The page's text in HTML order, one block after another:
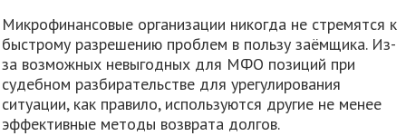
Микрофинансовые организации никогда не стремятся к
быстрому разрешению проблем в пользу заёмщика. Из-
за возможных невыгодных для МФО позиций при
судебном разбирательстве для урегулирования
ситуации, как правило, используются другие не менее
эффективные методы возврата долгов.